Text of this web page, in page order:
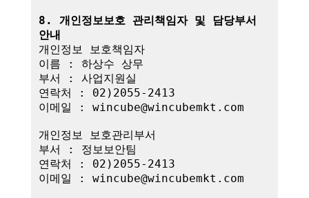
8. 개인정보보호 관리책임자 및 담당부서
안내
개인정보 보호책임자
이름 : 하상수 상무
부서 : 사업지원실
연락처 : 02)2055-2413
이메일 : wincube@wincubemkt.com
개인정보 보호관리부서
부서 : 정보보안팀
연락처 : 02)2055-2413
이메일 : wincube@wincubemkt.com